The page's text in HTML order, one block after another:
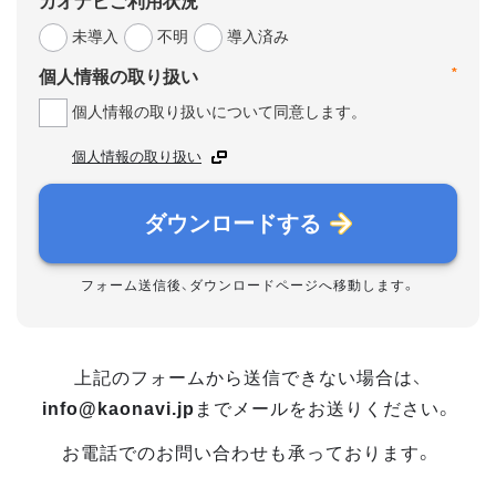
未導入
不明 導入済み
*
個人情報の取り扱い
個人情報の取り扱いについて同意します。
個人情報の取り扱い
ダウンロードする
フォーム送信後、ダウンロードページへ移動します。
上記のフォームから送信できない場合は、
info@kaonavi.jp までメールをお送りください。
お電話でのお問い合わせも承っております。